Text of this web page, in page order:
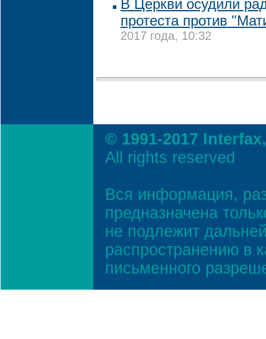
В Церкви осудили
протеста против
2017 года, 10:32
© 1991-2017
All rights reserved
Вся информация,
предназначена
не подлежит
распространению в
письменного